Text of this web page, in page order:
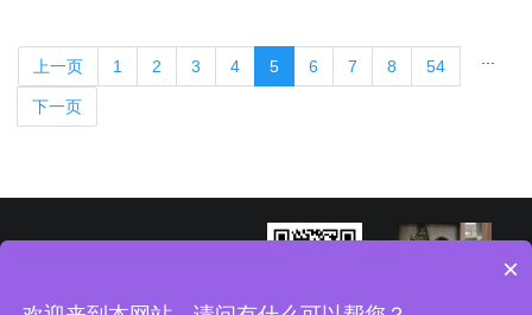
后，聚氨酯可直接喷涂在其表面。3.聚苯乙烯颗粒保温砂浆:将废
弃...上一页 1 2 3 4 5 6 7 8 54
下一页
×